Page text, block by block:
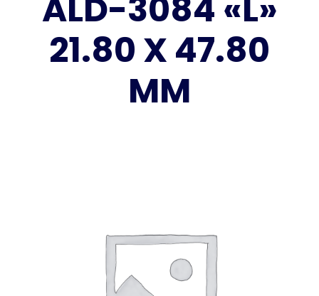
ALD-3084 «L»
21.80 X 47.80
MM